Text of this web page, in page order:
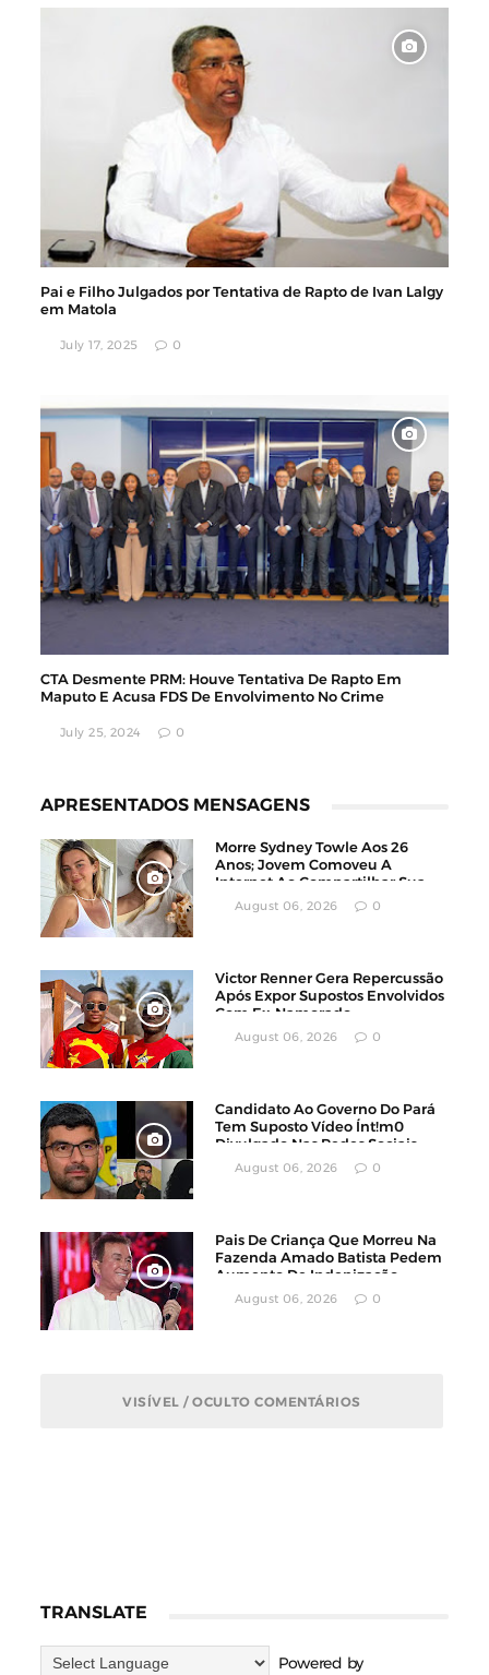
Pai e Filho Julgados por Tentativa de Rapto de Ivan Lalgy
em Matola
July 17, 2025 0
CTA Desmente PRM: Houve Tentativa De Rapto Em
Maputo E Acusa FDS De Envolvimento No Crime
July 25, 2024 0
APRESENTADOS MENSAGENS
Morre Sydney Towle Aos 26
Anos; Jovem Comoveu A
Internet Ao Compartilhar Sua
Luta Contra O Câncer
August 06, 2026 0
Victor Renner Gera Repercussão
Após Expor Supostos Envolvidos
Com Ex-Namorado
August 06, 2026 0
Candidato Ao Governo Do Pará
Tem Suposto Vídeo Ínt!m0
Divulgado Nas Redes Sociais
August 06, 2026 0
Pais De Criança Que Morreu Na
Fazenda Amado Batista Pedem
Aumento De Indenização
August 06, 2026 0
VISÍVEL / OCULTO COMENTÁRIOS
TRANSLATE
Powered by